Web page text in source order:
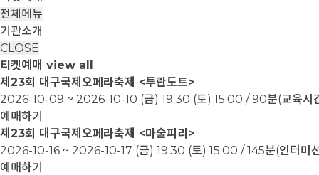
전체메뉴
기관소개
CLOSE
티켓예매 view all
제23회 대구국제오페라축제 <투란도트>
2026-10-09 ~ 2026-10-10 (금) 19:30 (토) 15:00 / 90분(교육시
예매하기
제23회 대구국제오페라축제 <마술피리>
2026-10-16 ~ 2026-10-17 (금) 19:30 (토) 15:00 / 145분(인터미
예매하기